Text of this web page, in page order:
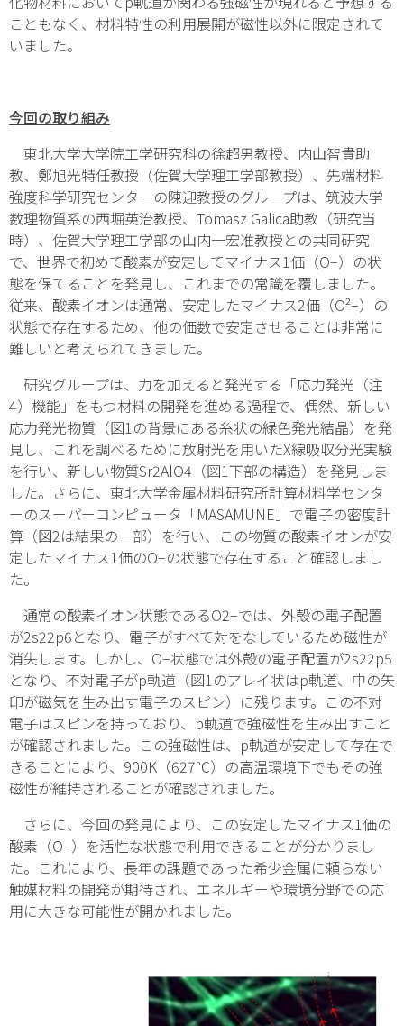
こともなく、材料特性の利用展開が磁性以外に限定されて
いました。
今回の取り組み
東北大学大学院工学研究科の徐超男教授、内山智貴助
教、鄭旭光特任教授（佐賀大学理工学部教授）、先端材料
強度科学研究センターの陳迎教授のグループは、筑波大学
数理物質系の西堀英治教授、Tomasz Galica助教（研究当
時）、佐賀大学理工学部の山内一宏准教授との共同研究
で、世界で初めて酸素が安定してマイナス1価（O−）の状
態を保てることを発見し、これまでの常識を覆しました。
従来、酸素イオンは通常、安定したマイナス2価（O²−）の
状態で存在するため、他の価数で安定させることは非常に
難しいと考えられてきました。
研究グループは、力を加えると発光する「応力発光 （注
4） 機能」をもつ材料の開発を進める過程で、偶然、新しい
応力発光物質（図1の背景にある糸状の緑色発光結晶）を発
見し、これを調べるために放射光を用いたX線吸収分光実験
を行い、新しい物質Sr2AlO4 （図1下部の構造）を発見しま
した。さらに、東北大学金属材料研究所計算材料学センタ
ーのスーパーコンピュータ「MASAMUNE」で電子の密度計
算（図2は結果の一部）を行い、この物質の酸素イオンが安
定したマイナス1価のO−の状態で存在すること確認しまし
た。
通常の酸素イオン状態であるO2−では、外殻の電子配置
が2s22p6となり、電子がすべて対をなしているため磁性が
消失します。しかし、O−状態では外殻の電子配置が2s22p5
となり、不対電子がp軌道（図1のアレイ状はp軌道、中の矢
印が磁気を生み出す電子のスピン）に残ります。この不対
電子はスピンを持っており、 p軌道で強磁性を生み出すこと
が確認されました。この強磁性は、 p軌道が安定して存在で
きることにより、900K（627℃）の高温環境下でもその強
磁性が維持されることが確認されました。
さらに、今回の発見により、この安定したマイナス1価の
酸素（O−）を活性な状態で利用できることが分かりまし
た。これにより、長年の課題であった希少金属に頼らない
触媒材料の開発が期待され、エネルギーや環境分野での応
用に大きな可能性が開かれました。